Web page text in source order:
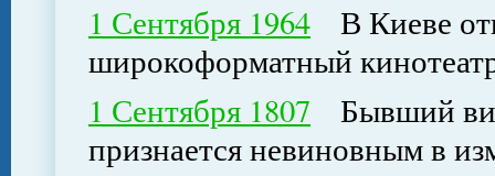
1 Сентября 1964 В Киеве
широкоформатный
1 Сентября 1807 Бывший
признается невиновным в